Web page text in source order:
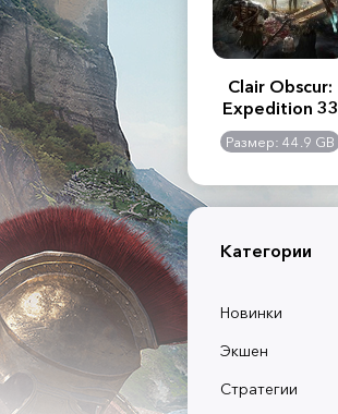
2:
-
GB
Assassin's Creed
Shadows
Размер: 117 GB
Clair Obscur:
Expedition 33
Размер: 44.9 GB
Категории
Новинки
Экшен
Стратегии